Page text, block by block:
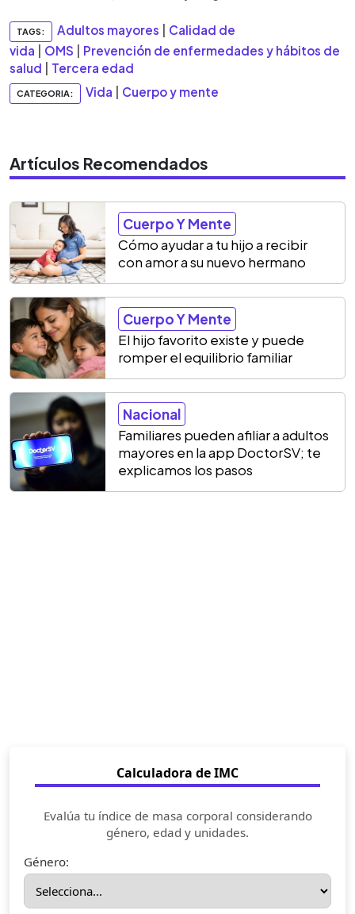
TAGS: Adultos mayores
Calidad de
vida
OMS
Prevención de enfermedades y hábitos de
salud
Tercera edad
CATEGORIA: Vida Cuerpo y mente
Artículos Recomendados
Cuerpo Y Mente
Cómo ayudar a tu hijo a recibir
con amor a su nuevo hermano
Cuerpo Y Mente
El hijo favorito existe y puede
romper el equilibrio familiar
Nacional
Familiares pueden afiliar a adultos
mayores en la app DoctorSV; te
explicamos los pasos
Calculadora de IMC
Evalúa tu índice de masa corporal considerando
género, edad y unidades.
Género: